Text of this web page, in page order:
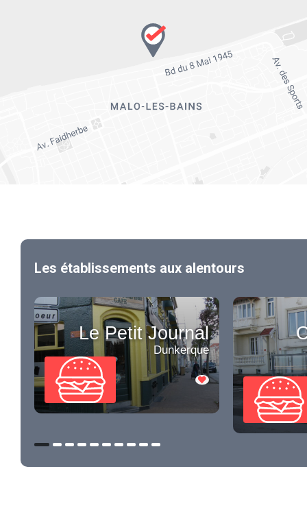
Les établissements aux alentours
Le Petit Journal
Dunkerque